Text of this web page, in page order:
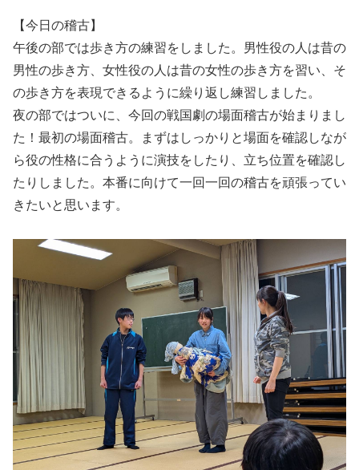
【今日の稽古】
午後の部では歩き方の練習をしました。男性役の人は昔の
男性の歩き方、女性役の人は昔の女性の歩き方を習い、そ
の歩き方を表現できるように繰り返し練習しました。
夜の部ではついに、今回の戦国劇の場面稽古が始まりまし
た！最初の場面稽古。まずはしっかりと場面を確認しなが
ら役の性格に合うように演技をしたり、立ち位置を確認し
たりしました。本番に向けて一回一回の稽古を頑張ってい
きたいと思います。